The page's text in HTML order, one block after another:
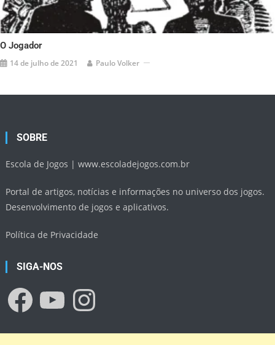
O Jogador
14 de julho de 2021 Paulo Volker
SOBRE
Escola de Jogos |www.escoladejogos.com.br
Portal de artigos, notícias e informações no universo dos jogos.
Desenvolvimento de jogos e aplicativos.
Política de Privacidade
SIGA-NOS